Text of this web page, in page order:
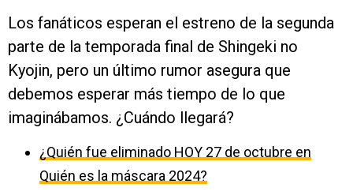
Los fanáticos esperan el estreno de la segunda
parte de la temporada final de Shingeki no
Kyojin, pero un último rumor asegura que
debemos esperar más tiempo de lo que
imaginábamos. ¿Cuándo llegará?
¿Quién fue eliminado HOY 27 de octubre en
Quién es la máscara 2024?